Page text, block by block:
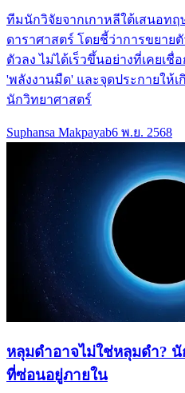
ทีมนักวิจัยจากเกาหลีใต้เสนอท
ดาราศาสตร์ โดยชี้ว่าการขยาย
ตัวลง ไม่ได้เร็วขึ้นอย่างที่เคยเชื่
'พลังงานมืด' และจุดประกายให้
นักวิทยาศาสตร์
Suphansa Makpayab6 พ.ย. 2568
หลุมดำอาจไม่ใช่หลุมดำ?
ที่ซ่อนอยู่ภายใน